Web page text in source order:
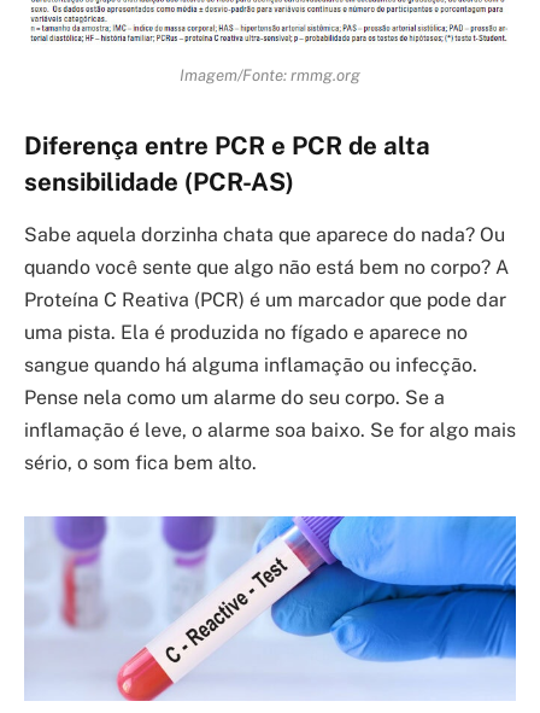
Imagem/Fonte: rmmg.org
Diferença entre PCR e PCR de alta
sensibilidade (PCR-AS)
Sabe aquela dorzinha chata que aparece do nada? Ou
quando você sente que algo não está bem no corpo? A
Proteína C Reativa (PCR) é um marcador que pode dar
uma pista. Ela é produzida no fígado e aparece no
sangue quando há alguma inflamação ou infecção.
Pense nela como um alarme do seu corpo. Se a
inflamação é leve, o alarme soa baixo. Se for algo mais
sério, o som fica bem alto.